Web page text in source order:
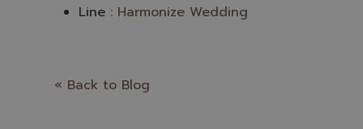
Line : Harmonize Wedding
« Back to Blog